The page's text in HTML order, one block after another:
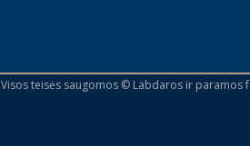
Visos teisės saugomos © Labdaros ir paramos